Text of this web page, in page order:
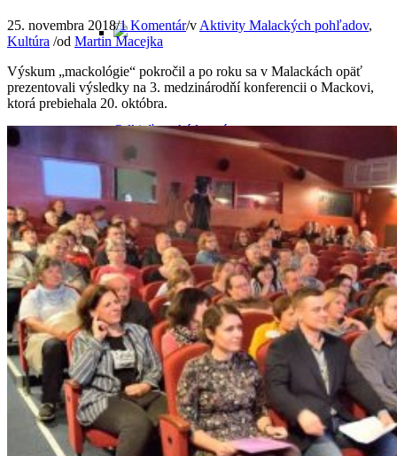
Odkiaľ pochádza názov mesta
Malacky v minulosti
Malacky v 20. storočí
Súčasné Malacky
25. novembra 2018/1 Komentár/v Aktivity Malackých pohľadov,
Kultúra /od Martin Macejka
Výskum „mackológie“ pokročil a po roku sa v Malackách opäť
prezentovali výsledky na 3. medzinárodňí konferencii o Mackovi,
ktorá prebiehala 20. októbra.